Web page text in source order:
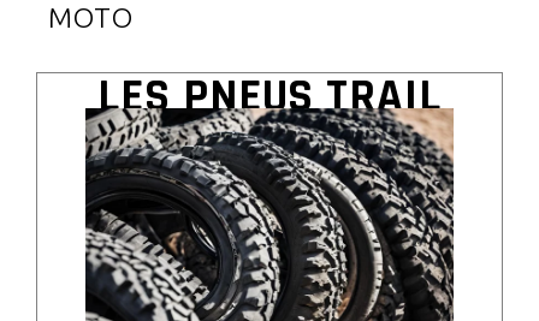
MOTO
LES PNEUS TRAIL